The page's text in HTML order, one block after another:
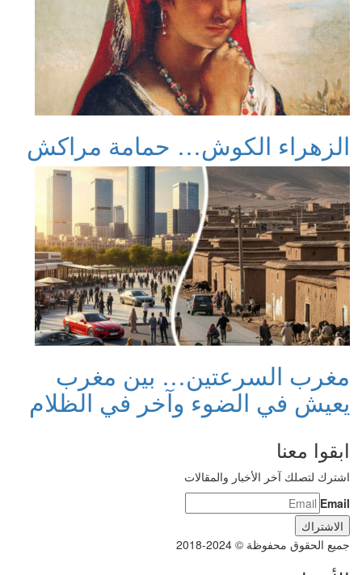
الزهراء الكوش… حمامة مراكش
مغرب السرعتين… بين مغرب
يعيش في الضوء وآخر في الظلام
ابقوا معنا
اشترك لتصلك آخر الأخبار والمقالات
Email
جميع الحقوق محفوظة © 2024-2018